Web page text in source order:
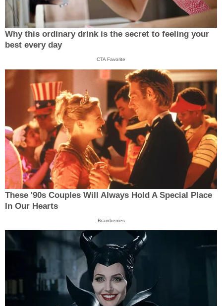
Why this ordinary drink is the secret to feeling your
best every day
CTA Favorite
These '90s Couples Will Always Hold A Special Place
In Our Hearts
Brainberries